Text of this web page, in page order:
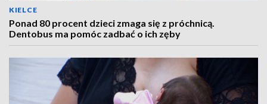
KIELCE
Ponad 80 procent dzieci zmaga się z próchnicą.
Dentobus ma pomóc zadbać o ich zęby